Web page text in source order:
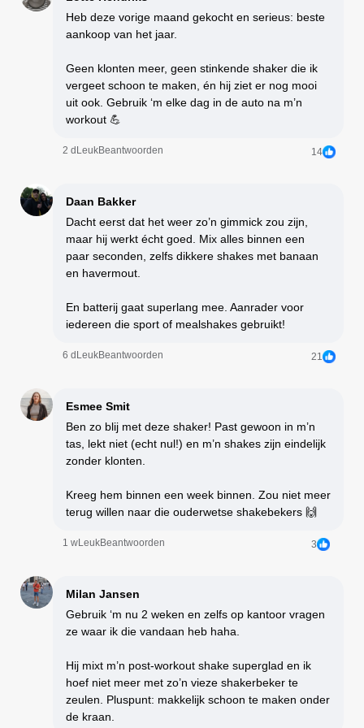
Heb deze vorige maand gekocht en serieus: beste
aankoop van het jaar.
Geen klonten meer, geen stinkende shaker die ik
vergeet schoon te maken, én hij ziet er nog mooi
uit ook. Gebruik ‘m elke dag in de auto na m’n
workout 💪
2 d LeukBeantwoorden 14
Daan Bakker
Dacht eerst dat het weer zo’n gimmick zou zijn,
maar hij werkt écht goed. Mix alles binnen een
paar seconden, zelfs dikkere shakes met banaan
en havermout.
En batterij gaat superlang mee. Aanrader voor
iedereen die sport of mealshakes gebruikt!
6 d LeukBeantwoorden 21
Esmee Smit
Ben zo blij met deze shaker! Past gewoon in m’n
tas, lekt niet (echt nul!) en m’n shakes zijn eindelijk
zonder klonten.
Kreeg hem binnen een week binnen. Zou niet meer
terug willen naar die ouderwetse shakebekers 🙌
1 wLeukBeantwoorden 3
Milan Jansen
Gebruik ‘m nu 2 weken en zelfs op kantoor vragen
ze waar ik die vandaan heb haha.
Hij mixt m’n post-workout shake superglad en ik
hoef niet meer met zo’n vieze shakerbeker te
zeulen. Pluspunt: makkelijk schoon te maken onder
de kraan.